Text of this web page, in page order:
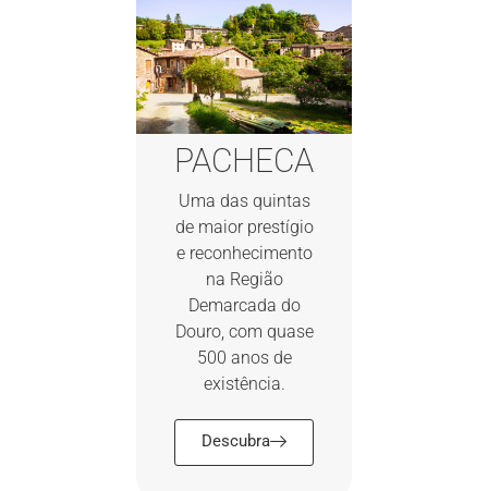
PACHECA
Uma das quintas
de maior prestígio
e reconhecimento
na Região
Demarcada do
Douro, com quase
500 anos de
existência.
Descubra